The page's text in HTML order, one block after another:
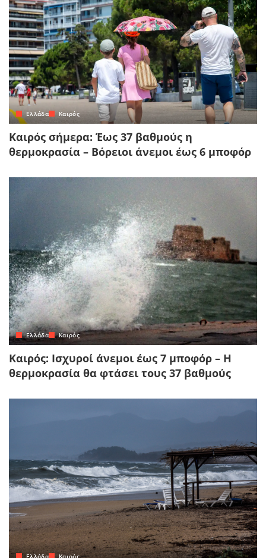
Ελλάδα Καιρός
Καιρός σήμερα: Έως 37 βαθμούς η
θερμοκρασία – Βόρειοι άνεμοι έως 6 μποφόρ
Ελλάδα Καιρός
Καιρός: Ισχυροί άνεμοι έως 7 μποφόρ – Η
θερμοκρασία θα φτάσει τους 37 βαθμούς